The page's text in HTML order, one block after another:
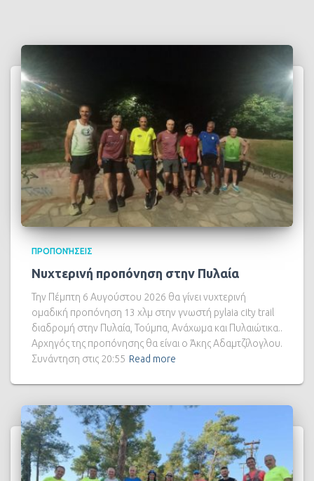
ΠΡΟΠΟΝΉΣΕΙΣ
Νυχτερινή προπόνηση στην Πυλαία
Την Πέμπτη 6 Αυγούστου 2026 θα γίνει νυχτερινή
ομαδική προπόνηση 13 χλμ στην γνωστή pylaia city trail
διαδρομή στην Πυλαία, Τούμπα, Ανάχωμα και Πυλαιώτικα..
Αρχηγός της προπόνησης θα είναι ο Άκης Αδαμτζίλογλου.
Συνάντηση στις 20:55 Read more